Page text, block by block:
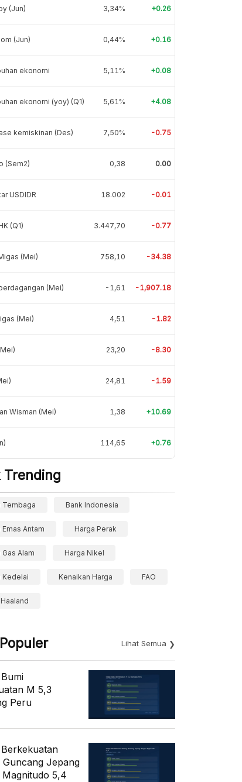
(Jun) 3,34% +0.26
(Jun) 0,44% +0.16
ekonomi 5,11% +0.08
ekonomi (yoy) (Q1) 5,61% +4.08
kemiskinan (Des) 7,50% -0.75
(Sem2) 0,38 0.00
USDIDR 18.002 -0.01
(Q1) 3.447,70 -0.77
(Mei) 758,10 -34.38
(Mei) -1,61 -1,907.18
(Mei) 4,51 -1.82
23,20 -8.30
24,81 -1.59
Wisman (Mei) 1,38 +10.69
114,65 +0.76
Trending
Tembaga Bank Indonesia
Emas Antam Harga Perak
Gas Alam Harga Nikel
Kedelai Kenaikan Harga FAO
Lihat Semua
M 5,3
Peru
Guncang Jepang
Magnitudo 5,4